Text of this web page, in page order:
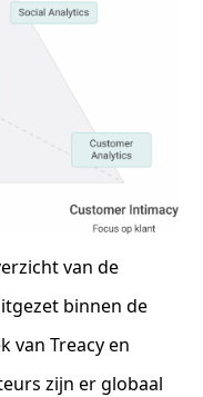
van de
binnen de
van Treacy en
zijn er globaal